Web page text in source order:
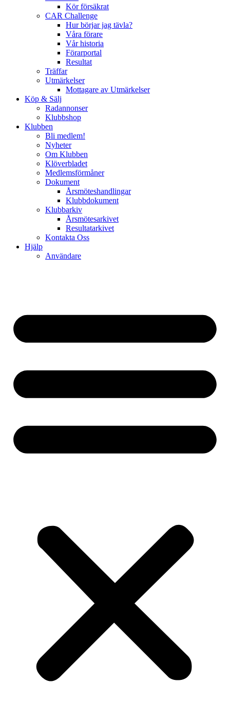
Kör försäkrat
CAR Challenge
Hur börjar jag tävla?
Våra förare
Vår historia
Förarportal
Resultat
Träffar
Utmärkelser
Mottagare av Utmärkelser
Köp & Sälj
Radannonser
Klubbshop
Klubben
Bli medlem!
Nyheter
Om Klubben
Klöverbladet
Medlemsförmåner
Dokument
Årsmöteshandlingar
Klubbdokument
Klubbarkiv
Årsmötesarkivet
Resultatarkivet
Kontakta Oss
Hjälp
Användare